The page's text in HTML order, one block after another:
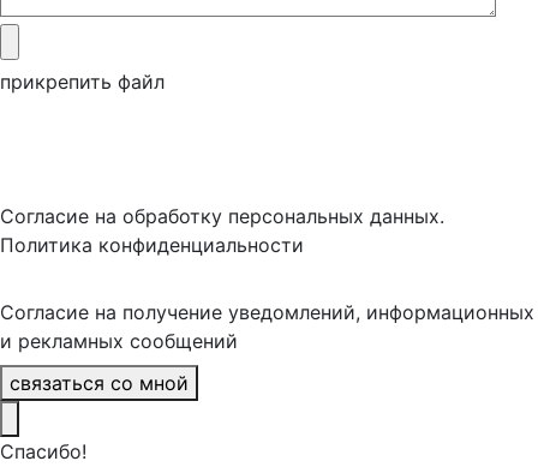
прикрепить файл
Согласие на обработку персональных данных.
Политика конфиденциальности
Согласие на получение уведомлений, информационных
и рекламных сообщений
связаться со мной
Спасибо!